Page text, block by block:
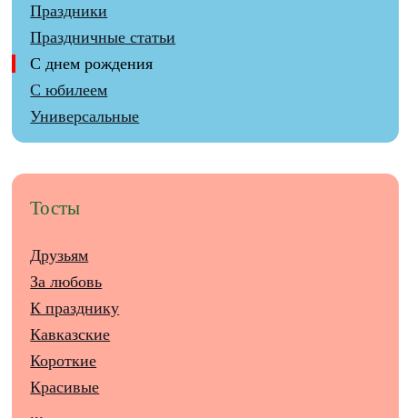
Праздники
Праздничные статьи
С днем рождения
С юбилеем
Универсальные
Тосты
Друзьям
За любовь
К празднику
Кавказские
Короткие
Красивые
...